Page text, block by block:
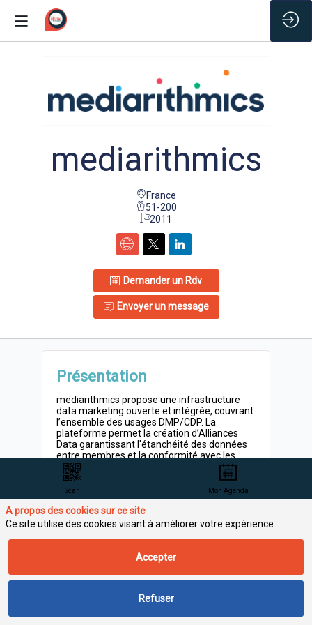
mediarithmics
France
51-200
2011
Demander un Rdv
Envoyer un message
Présentation
mediarithmics propose une infrastructure
data marketing ouverte et intégrée, couvrant
l’ensemble des usages DMP/CDP. La
plateforme permet la création d’Alliances
Data garantissant l'étanchéité des données
entre membres et la conformité avec les
règlementations en vigueur.
La technologie permet de collecter
l'ensemble des données on/offline clients et
prospects sans compression pour segmenter
et orchestrer en temps réel des campagnes
multicanales. Nos clients peuvent ajouter
d'usage marketing 360°/monétisation).
Scan Mon Agenda
A propos des cookies sur ce site
Ce site utilise des cookies visant à améliorer votre expérience.
Accepter
Refuser